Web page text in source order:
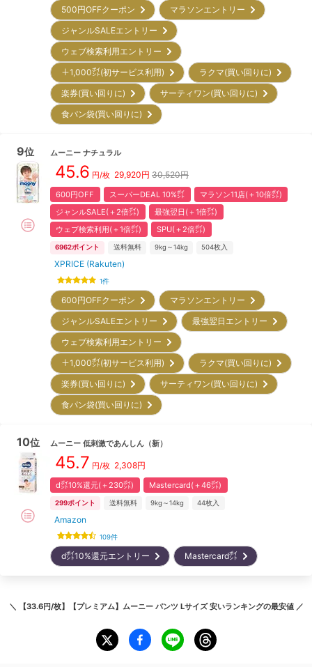
500円OFFクーポン
マラソンエントリー
ジャンルSALEエントリー
ウェブ検索利用エントリー
＋1,000㌽(初サービス利用)
ラクマ(買い回りに)
楽券(買い回りに)
サーティワン(買い回りに)
食パン袋(買い回りに)
9位 ムーニー ナチュラル
45.6 円/枚 29,920円 30,520円
600円OFF スーパーDEAL 10%㌽
マラソン11店(＋10倍㌽)
ジャンルSALE(＋2倍㌽)
最強翌日(＋1倍㌽)
ウェブ検索利用(＋1倍㌽)
SPU(＋2倍㌽)
6962ポイント 送料無料 9kg～14kg 504枚入
XPRICE (Rakuten)
1件
600円OFFクーポン
マラソンエントリー
ジャンルSALEエントリー
最強翌日エントリー
ウェブ検索利用エントリー
＋1,000㌽(初サービス利用)
ラクマ(買い回りに)
楽券(買い回りに)
サーティワン(買い回りに)
食パン袋(買い回りに)
10位 ムーニー 低刺激であんしん （新）
45.7 円/枚 2,308円
d㌽10%還元(＋230㌽) Mastercard(＋46㌽)
299ポイント 送料無料 9kg～14kg 44枚入
Amazon
109件
d㌽10%還元エントリー Mastercard㌽
＼ 【33.6円/枚】【プレミアム】ムーニー パンツ Lサイズ 安いランキングの最安値 ／